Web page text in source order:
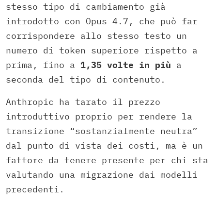
stesso tipo di cambiamento già
introdotto con Opus 4.7, che può far
corrispondere allo stesso testo un
numero di token superiore rispetto a
prima, fino a 1,35 volte in più a
seconda del tipo di contenuto.
Anthropic ha tarato il prezzo
introduttivo proprio per rendere la
transizione “sostanzialmente neutra”
dal punto di vista dei costi, ma è un
fattore da tenere presente per chi sta
valutando una migrazione dai modelli
precedenti.